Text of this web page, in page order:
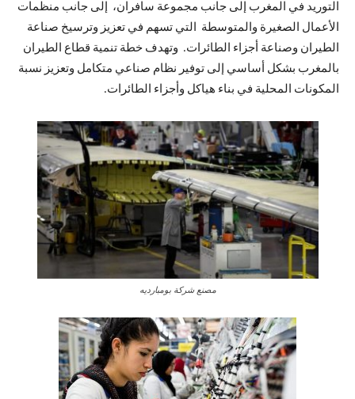
التوريد في المغرب إلى جانب مجموعة سافران، إلى جانب منظمات
الأعمال الصغيرة والمتوسطة التي تسهم في تعزيز وترسيخ صناعة
الطيران وصناعة أجزاء الطائرات. وتهدف خطة تنمية قطاع الطيران
بالمغرب بشكل أساسي إلى توفير نظام صناعي متكامل وتعزيز نسبة
المكونات المحلية في بناء هياكل وأجزاء الطائرات.
مصنع شركة بومبارديه